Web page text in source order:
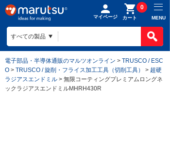
マイページ カート
0
MENU
電子部品・半導体通販のマルツオンライン > TRUSCO / ESC
O > TRUSCO / 旋削・フライス加工工具（切削工具） > 超硬
ラジアスエンドミル > 無限コーティングプレミアムロングネ
ックラジアスエンドミルMHRH430R